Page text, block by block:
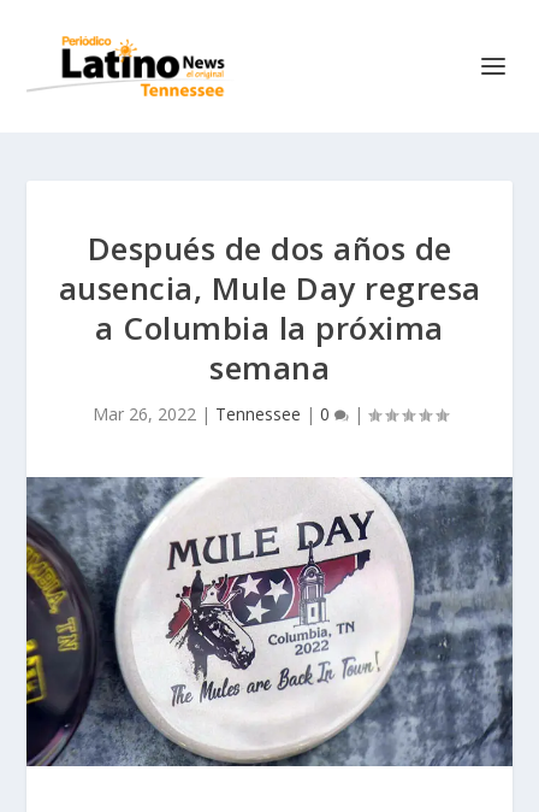
Después de dos años de
ausencia, Mule Day regresa
a Columbia la próxima
semana
Mar 26, 2022| Tennessee | 0 |